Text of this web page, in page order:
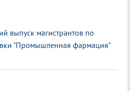
выпуск магистрантов по
"Промышленная фармация"